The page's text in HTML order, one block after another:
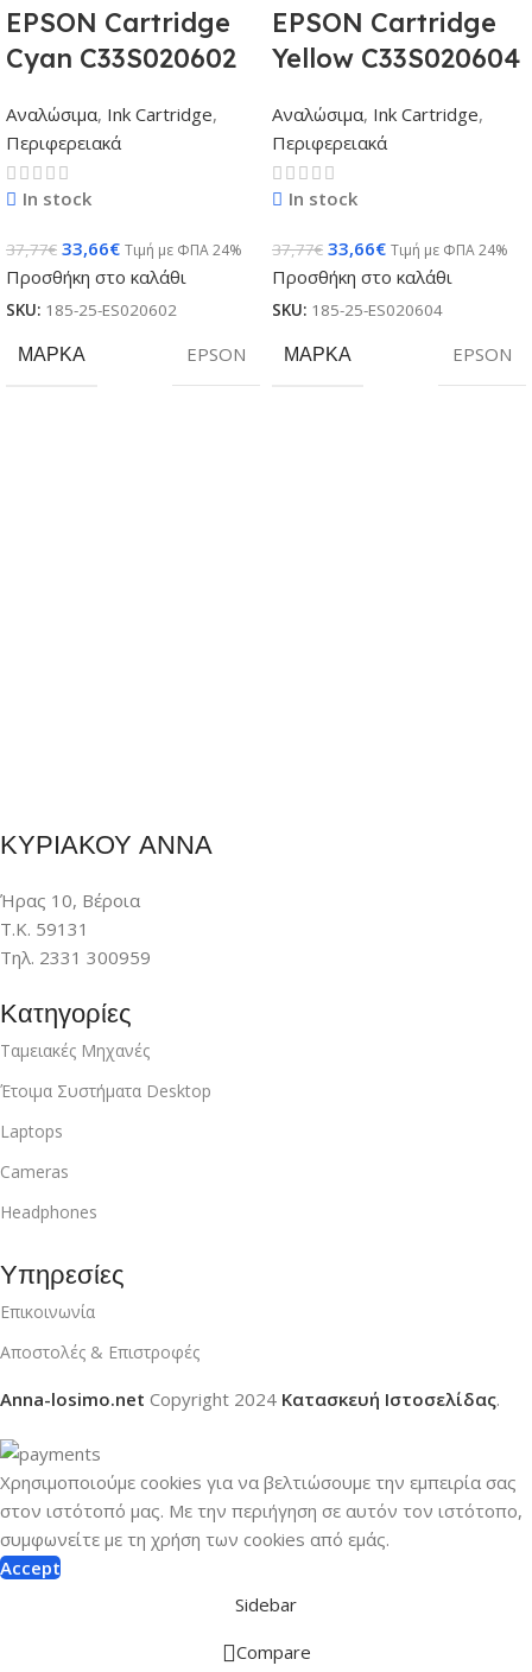
EPSON Cartridge
Cyan C33S020602
Αναλώσιμα, Ink Cartridge,
Περιφερειακά
In stock
37,77€ 33,66€ Τιμή με ΦΠΑ 24%
Προσθήκη στο καλάθι
SKU: 185-25-ES020602
ΜΆΡΚΑ EPSON
EPSON Cartridge
Yellow C33S020604
Αναλώσιμα, Ink Cartridge,
Περιφερειακά
In stock
37,77€ 33,66€ Τιμή με ΦΠΑ 24%
Προσθήκη στο καλάθι
SKU: 185-25-ES020604
ΜΆΡΚΑ EPSON
ΚΥΡΙΑΚΟΥ ΑΝΝΑ
Ήρας 10, Βέροια
Τ.Κ. 59131
Τηλ. 2331 300959
Κατηγορίες
Ταμειακές Μηχανές
Έτοιμα Συστήματα Desktop
Laptops
Cameras
Headphones
Υπηρεσίες
Επικοινωνία
Αποστολές & Επιστροφές
Anna-losimo.net Copyright 2024 Κατασκευή Ιστοσελίδας.
Χρησιμοποιούμε cookies για να βελτιώσουμε την εμπειρία σας
στον ιστότοπό μας. Με την περιήγηση σε αυτόν τον ιστότοπο,
συμφωνείτε με τη χρήση των cookies από εμάς.
Accept
Sidebar
Compare